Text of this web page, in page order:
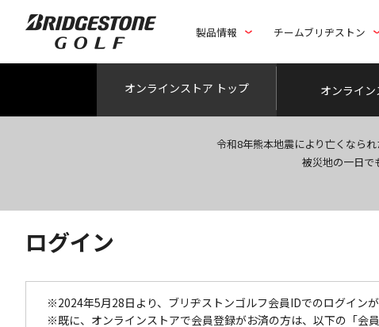
製品情報 チームブリヂストン
オンラインストア トップ オンライ
令和8年熊本地震により亡くなら
被災地の一日で
ログイン
※2024年5月28日より、ブリヂストンゴルフ会員IDでのログインが
※既に、オンラインストアで会員登録がお済の方は、以下の「会